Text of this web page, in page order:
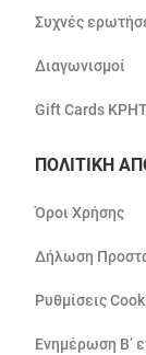
Συχνές
Διαγωνισμοί
Gift Cards
ΠΟΛΙΤΙΚΗ
Όροι Χρήσης
Δήλωση
Ρυθμίσεις
Ενημέρωση Β’